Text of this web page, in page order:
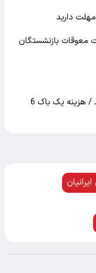
دارید
معوقات بازنشستگان
نرخ بنزین در تهران لیتری 130 هزارتومان شد / هزینه یک باک 6